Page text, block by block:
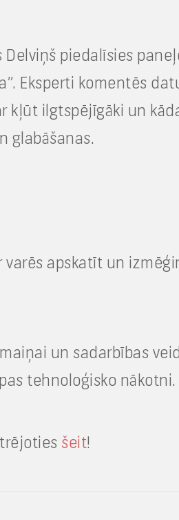
piedalīsies
Eksperti komentēs
kļūt ilgtspējīgāki un
glabāšanas.
apskatīt un
un sadarbības
tehnoloģisko nākotni.
šeit!